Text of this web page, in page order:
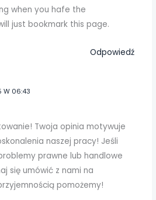
when you hafe the
just bookmark this page.
Odpowiedź
W 06:43
Twoja opinia motywuje
naszej pracy! Jeśli
prawne lub handlowe
się umówić z nami na
pomożemy!